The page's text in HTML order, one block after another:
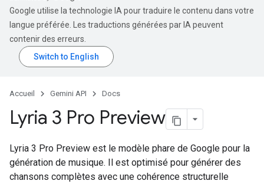
Google utilise la technologie IA pour traduire le contenu dans votre
langue préférée. Les traductions générées par IA peuvent
contenir des erreurs.
Accueil Gemini API Docs
Lyria 3 Pro Preview
Lyria 3 Pro Preview est le modèle phare de Google pour la
génération de musique. Il est optimisé pour générer des
chansons complètes avec une cohérence structurelle